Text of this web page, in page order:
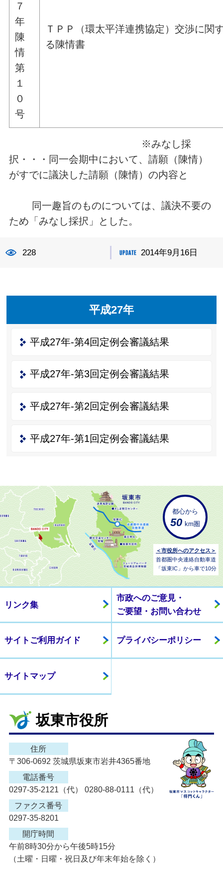
７
年
陳
情
第
１
０
号
ＴＰＰ（環太平洋連携協定）交渉に関
る陳情書
※みなし採
択・・・同一会期中において、請願（陳情）
がすでに議決した請願（陳情）の内容と
同一趣旨のものについては、議決不要の
ため「みなし採択」とした。
228 2014年9月16日
平成27年
平成27年-第4回定例会審議結果
平成27年-第3回定例会審議結果
平成27年-第2回定例会審議結果
平成27年-第1回定例会審議結果
都心から
50 km圏
＜市役所へのアクセス＞
首都圏中央連絡自動車道
「坂東IC」から車で10分
リンク集
市政へのご意見・
ご要望・お問い合わせ
サイトご利用ガイド プライバシーポリシー
サイトマップ
坂東市役所
住所
〒306-0692 茨城県坂東市岩井4365番地
電話番号
0297-35-2121（代） 0280-88-0111（代）
ファクス番号
0297-35-8201
開庁時間
午前8時30分から午後5時15分
（土曜・日曜・祝日及び年末年始を除く）